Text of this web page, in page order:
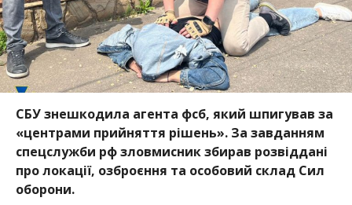
СБУ знешкодила агента фсб, який шпигував за
«центрами прийняття рішень». За завданням
спецслужби рф зловмисник збирав розвіддані
про локації, озброєння та особовий склад Сил
оборони.